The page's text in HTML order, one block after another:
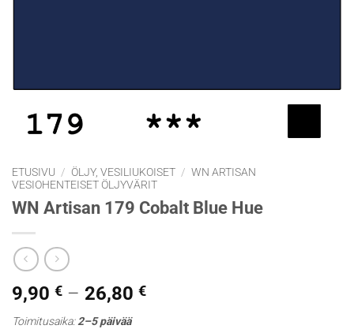
ETUSIVU / ÖLJY, VESILIUKOISET / WN ARTISAN
VESIOHENTEISET ÖLJYVÄRIT
WN Artisan 179 Cobalt Blue Hue
9,90 € – 26,80 €Hintaluokka:
Toimitusaika:2–5 päivää